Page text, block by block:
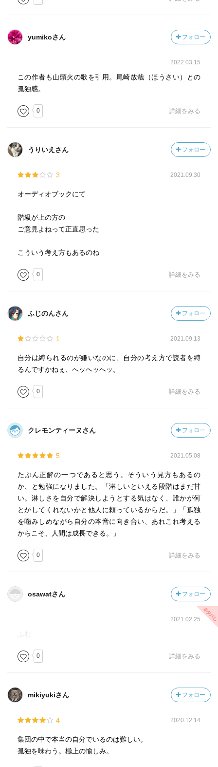
yumikoさん フォロー
2022.03.15
この作者も山頭火の歌を引用。尾崎放哉（ほうさい）との
孤独感。
0 詳細をみる
うりいえさん フォロー
3 2021.09.30
オーディオブックにて
階級が上の方の
ご意見よねって正直思った
こういう考え方もあるのね
0 詳細をみる
ふじのんさん フォロー
1 2021.09.13
自分は縛られるのが嫌いなのに、自分の考え方で読者を縛
るんですかねぇ、へッへッへッ。
0 詳細をみる
クレモンティーヌさん フォロー
5 2021.05.08
たぶん正解の一つであると思う。そういう見方もあるの
か、と勉強になりました。「淋しいといえる段階はまだ甘
い。淋しさを自分で解決しようとする気はなく、誰かが何
とかしてくれないかと他人に頼っているからだ。」「孤独
を噛みしめながら自分の本音に向き合い、あれこれ考える
からこそ、人間は成長できる。」
0 詳細をみる
osawatさん フォロー
2021.02.25
0 詳細をみる
mikiyukiさん フォロー
4 2020.12.14
集団の中で本当の自分でいるのは難しい。
孤独を味わう。極上の愉しみ。